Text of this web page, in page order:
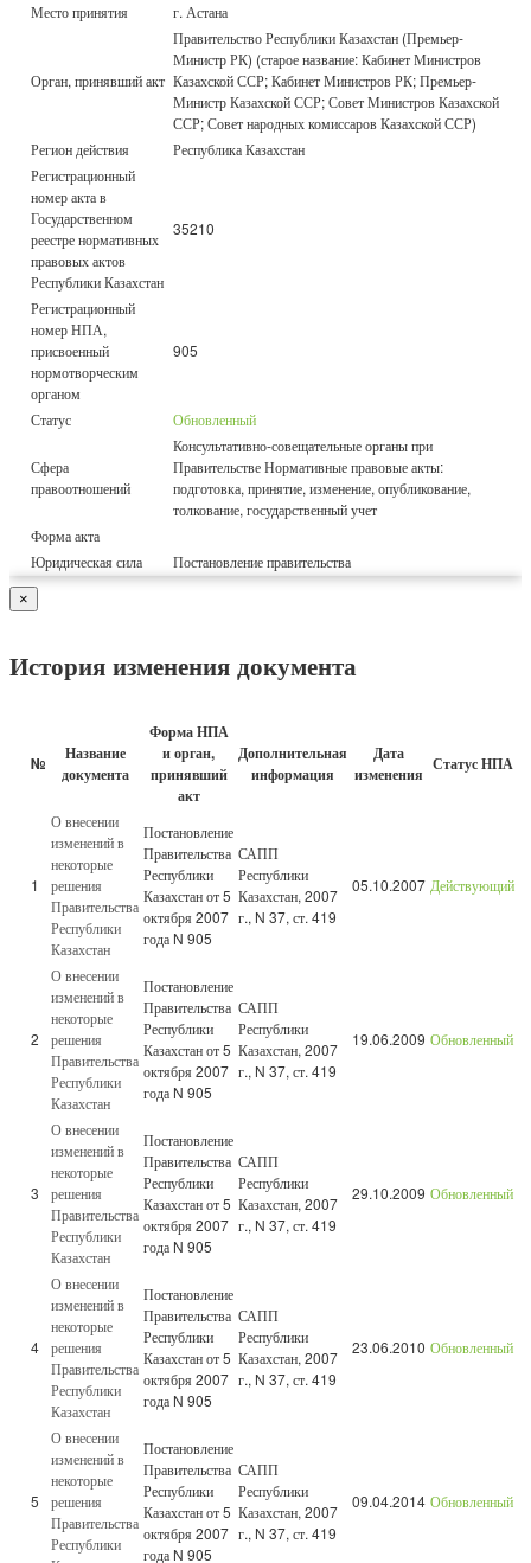
Место принятия г. Астана
Орган, принявший акт
Правительство Республики Казахстан (Премьер-
Министр РК) (старое название: Кабинет Министров
Казахской ССР; Кабинет Министров РК; Премьер-
Министр Казахской ССР; Совет Министров Казахской
ССР; Совет народных комиссаров Казахской ССР)
Регион действия
Республика Казахстан
Регистрационный
номер акта в
Государственном
реестре нормативных
правовых актов
Республики Казахстан
35210
Регистрационный
номер НПА,
присвоенный
нормотворческим
органом
905
Статус Обновленный
Сфера
правоотношений
Консультативно-совещательные органы при
Правительстве Нормативные правовые акты:
подготовка, принятие, изменение, опубликование,
толкование, государственный учет
Форма акта
Юридическая сила
Постановление правительства
×
История изменения документа
№
Название
документа
Форма НПА
и орган,
принявший
акт
Дополнительная
информация
Дата
изменения Статус НПА
1
О внесении
изменений в
некоторые
решения
Правительства
Республики
Казахстан
Постановление
Правительства
Республики
Казахстан от 5
октября 2007
года N 905
САПП
Республики
Казахстан, 2007
г., N 37, ст. 419
05.10.2007 Действующий
2
О внесении
изменений в
некоторые
решения
Правительства
Республики
Казахстан
Постановление
Правительства
Республики
Казахстан от 5
октября 2007
года N 905
САПП
Республики
Казахстан, 2007
г., N 37, ст. 419
19.06.2009 Обновленный
3
О внесении
изменений в
некоторые
решения
Правительства
Республики
Казахстан
Постановление
Правительства
Республики
Казахстан от 5
октября 2007
года N 905
САПП
Республики
Казахстан, 2007
г., N 37, ст. 419
29.10.2009 Обновленный
4
О внесении
изменений в
некоторые
решения
Правительства
Республики
Казахстан
Постановление
Правительства
Республики
Казахстан от 5
октября 2007
года N 905
САПП
Республики
Казахстан, 2007
г., N 37, ст. 419
23.06.2010 Обновленный
5
О внесении
изменений в
некоторые
решения
Правительства
Республики
Постановление
Правительства
Республики
Казахстан от 5
октября 2007
года N 905
САПП
Республики
Казахстан, 2007
г., N 37, ст. 419
09.04.2014 Обновленный